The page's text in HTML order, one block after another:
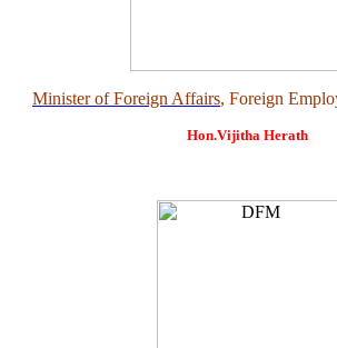
Minister of Foreign Affairs, Foreign
Hon.Vijitha Herath